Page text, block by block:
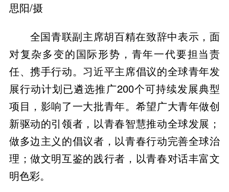
思阳/摄
全国青联副主席胡百精在致辞中表示，面
对复杂多变的国际形势，青年一代要担当责
任、携手行动。习近平主席倡议的全球青年发
展行动计划已遴选推广200个可持续发展典型
项目，影响了一大批青年。希望广大青年做创
新驱动的引领者，以青春智慧推动全球发展；
做多边主义的倡议者，以青春行动完善全球治
理；做文明互鉴的践行者，以青春对话丰富文
明色彩。